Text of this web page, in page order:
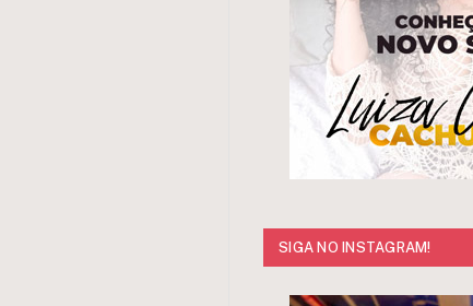
SIGA NO INSTAGRAM!